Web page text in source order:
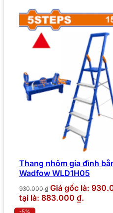
Thang nhôm gia đình
Wadfow WLD1H05
930.000₫ Giá gốc là:
tại là: 883.000 ₫.
-5%